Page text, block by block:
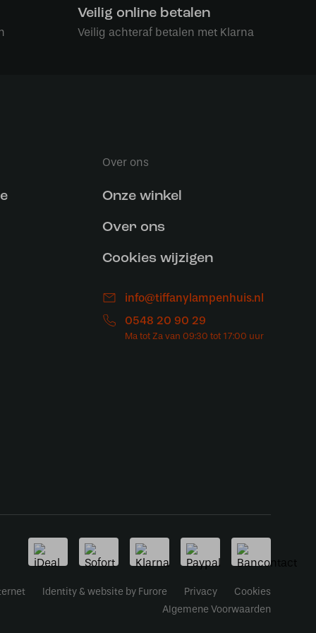
Veilig online betalen
Veilig achteraf betalen met Klarna
Over ons
Onze winkel
Over ons
Cookies wijzigen
info@tiffanylampenhuis.nl
0548 20 90 29
Identity & website by Furore Privacy
Cookies
Algemene Voorwaarden